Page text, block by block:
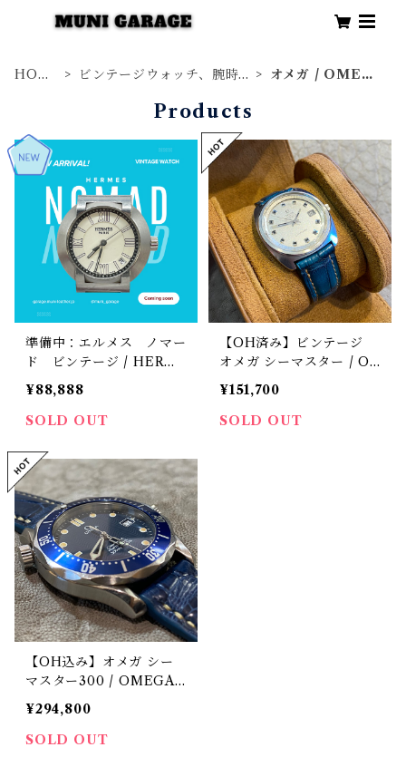
HOM
ビンテージウォッチ、腕時
オメガ / OMEG
Products
準備中：エルメス ノマー
ド ビンテージ / HERM
ES NOMAD ビンテー
ジ 腕時計 ステンレスス
ケース シルバー文字盤
¥88,888
SOLD OUT
【OH済み】ビンテージ
オメガ シーマスター / O
MEGA SEAMASTER 16
8.035 自動巻き 38mm 19
69年製 腕時計 ステンレ
¥151,700
SOLD OUT
【OH込み】オメガ シー
マスター300 / OMEGA
SEAMASTER300 プロフ
ェッショナル SS クォーツ
36mm ボーイズ 1990s ビ
¥294,800
SOLD OUT